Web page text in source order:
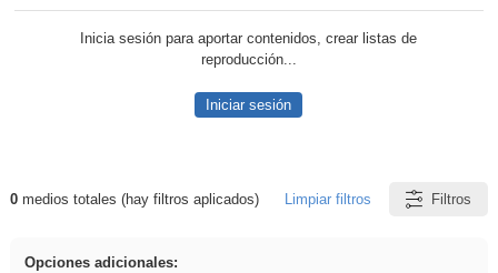
Inicia sesión para aportar contenidos, crear listas de
reproducción...
Iniciar sesión
Resultados de: Arquitectura
0medios totales (hay filtros aplicados) Limpiar filtros Filtros
Opciones adicionales: